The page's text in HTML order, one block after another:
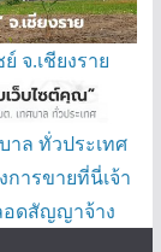
จ.เชียงราย
าล ทั่วประเทศ
ารขายที่นี่เจ้า
อดสัญญาจ้าง